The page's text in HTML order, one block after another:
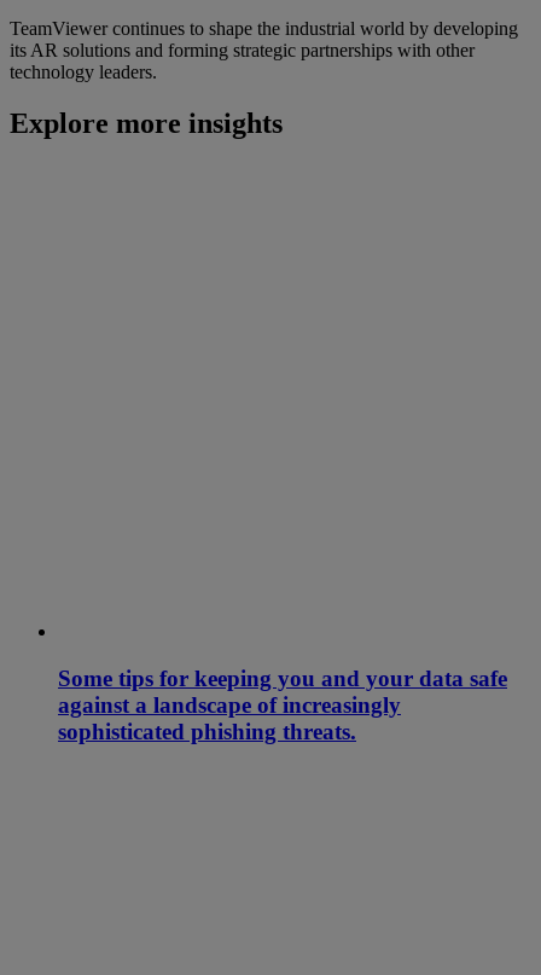
TeamViewer continues to shape the industrial world by developing
its AR solutions and forming strategic partnerships with other
technology leaders.
Explore more insights
Some tips for keeping you and your data safe
against a landscape of increasingly
sophisticated phishing threats.